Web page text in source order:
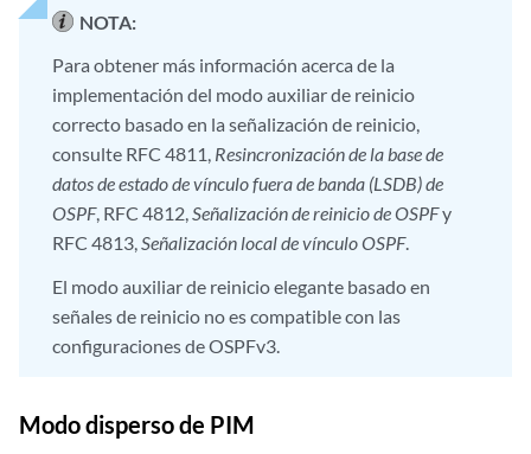
NOTA:
Para obtener más información acerca de la
implementación del modo auxiliar de reinicio
correcto basado en la señalización de reinicio,
consulte RFC 4811, Resincronización de la base de
datos de estado de vínculo fuera de banda (LSDB) de
OSPF, RFC 4812,Señalización de reinicio de OSPFy
RFC 4813,Señalización local de vínculo OSPF.
El modo auxiliar de reinicio elegante basado en
señales de reinicio no es compatible con las
configuraciones de OSPFv3.
Modo disperso de PIM